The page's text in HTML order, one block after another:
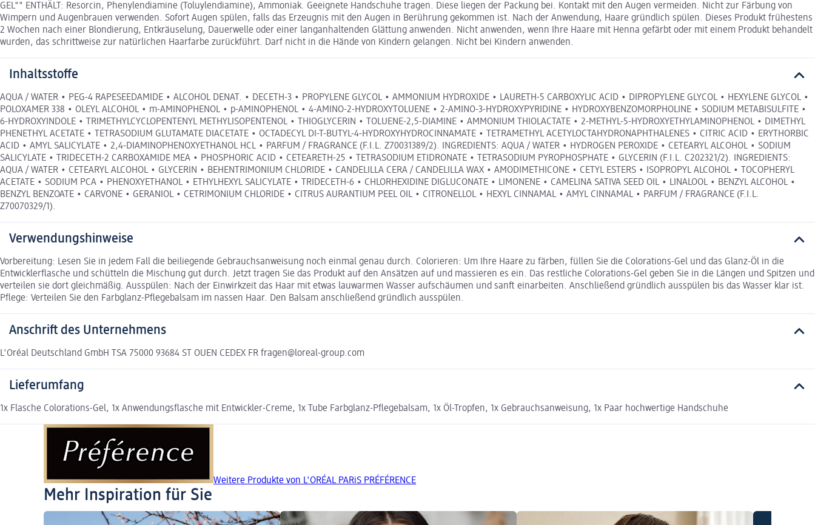
GEL"" ENTHÄLT: Resorcin, Phenylendiamine (Toluylendiamine), Ammoniak. Geeignete Handschuhe tragen. Diese liegen der Packung bei. Kontakt mit den Augen vermeiden. Nicht zur Färbung von
Wimpern und Augenbrauen verwenden. Sofort Augen spülen, falls das Erzeugnis mit den Augen in Berührung gekommen ist. Nach der Anwendung, Haare gründlich spülen. Dieses Produkt frühestens
2 Wochen nach einer Blondierung, Entkräuselung, Dauerwelle oder einer langanhaltenden Glättung anwenden. Nicht anwenden, wenn Ihre Haare mit Henna gefärbt oder mit einem Produkt behandelt
wurden, das schrittweise zur natürlichen Haarfarbe zurückführt. Darf nicht in die Hände von Kindern gelangen. Nicht bei Kindern anwenden.
Inhaltsstoffe
AQUA / WATER • PEG-4 RAPESEEDAMIDE • ALCOHOL DENAT. • DECETH-3 • PROPYLENE GLYCOL • AMMONIUM HYDROXIDE • LAURETH-5 CARBOXYLIC ACID • DIPROPYLENE GLYCOL • HEXYLENE GLYCOL •
POLOXAMER 338 • OLEYL ALCOHOL • m-AMINOPHENOL • p-AMINOPHENOL • 4-AMINO-2-HYDROXYTOLUENE • 2-AMINO-3-HYDROXYPYRIDINE • HYDROXYBENZOMORPHOLINE • SODIUM METABISULFITE •
6-HYDROXYINDOLE • TRIMETHYLCYCLOPENTENYL METHYLISOPENTENOL • THIOGLYCERIN • TOLUENE-2,5-DIAMINE • AMMONIUM THIOLACTATE • 2-METHYL-5-HYDROXYETHYLAMINOPHENOL • DIMETHYL
PHENETHYL ACETATE • TETRASODIUM GLUTAMATE DIACETATE • OCTADECYL DI-T-BUTYL-4-HYDROXYHYDROCINNAMATE • TETRAMETHYL ACETYLOCTAHYDRONAPHTHALENES • CITRIC ACID • ERYTHORBIC
ACID • AMYL SALICYLATE • 2,4-DIAMINOPHENOXYETHANOL HCL • PARFUM / FRAGRANCE (F.I.L. Z70031389/2). INGREDIENTS: AQUA / WATER • HYDROGEN PEROXIDE • CETEARYL ALCOHOL • SODIUM
SALICYLATE • TRIDECETH-2 CARBOXAMIDE MEA • PHOSPHORIC ACID • CETEARETH-25 • TETRASODIUM ETIDRONATE • TETRASODIUM PYROPHOSPHATE • GLYCERIN (F.I.L. C202321/2). INGREDIENTS:
AQUA / WATER • CETEARYL ALCOHOL • GLYCERIN • BEHENTRIMONIUM CHLORIDE • CANDELILLA CERA / CANDELILLA WAX • AMODIMETHICONE • CETYL ESTERS • ISOPROPYL ALCOHOL • TOCOPHERYL
ACETATE • SODIUM PCA • PHENOXYETHANOL • ETHYLHEXYL SALICYLATE • TRIDECETH-6 • CHLORHEXIDINE DIGLUCONATE • LIMONENE • CAMELINA SATIVA SEED OIL • LINALOOL • BENZYL ALCOHOL •
BENZYL BENZOATE • CARVONE • GERANIOL • CETRIMONIUM CHLORIDE • CITRUS AURANTIUM PEEL OIL • CITRONELLOL • HEXYL CINNAMAL • AMYL CINNAMAL • PARFUM / FRAGRANCE (F.I.L.
Z70070329/1).
Verwendungshinweise
Vorbereitung: Lesen Sie in jedem Fall die beiliegende Gebrauchsanweisung noch einmal genau durch. Colorieren: Um Ihre Haare zu färben, füllen Sie die Colorations-Gel und das Glanz-Öl in die
Entwicklerflasche und schütteln die Mischung gut durch. Jetzt tragen Sie das Produkt auf den Ansätzen auf und massieren es ein. Das restliche Colorations-Gel geben Sie in die Längen und Spitzen und
verteilen sie dort gleichmäßig. Ausspülen: Nach der Einwirkzeit das Haar mit etwas lauwarmen Wasser aufschäumen und sanft einarbeiten. Anschließend gründlich ausspülen bis das Wasser klar ist.
Pflege: Verteilen Sie den Farbglanz-Pflegebalsam im nassen Haar. Den Balsam anschließend gründlich ausspülen.
Anschrift des Unternehmens
L'Oréal Deutschland GmbH TSA 75000 93684 ST OUEN CEDEX FR fragen@loreal-group.com
Lieferumfang
1x Flasche Colorations-Gel, 1x Anwendungsflasche mit Entwickler-Creme, 1x Tube Farbglanz-Pflegebalsam, 1x Öl-Tropfen, 1x Gebrauchsanweisung, 1x Paar hochwertige Handschuhe
Weitere Produkte von L'ORÉAL PARiS PRÉFÉRENCE
Mehr Inspiration für Sie